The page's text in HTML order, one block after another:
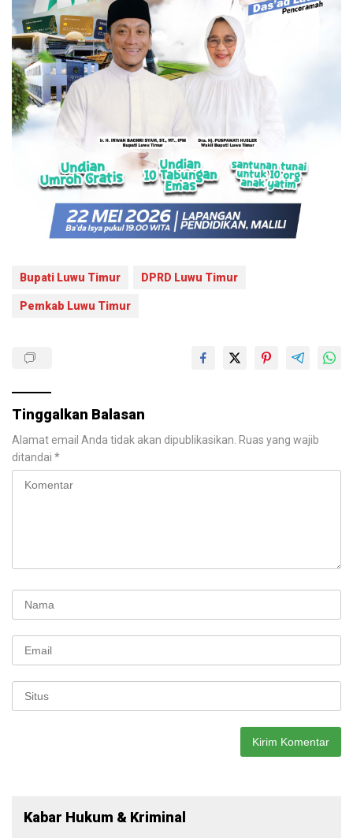
Bupati Luwu Timur DPRD Luwu Timur
Pemkab Luwu Timur
Tinggalkan Balasan
Alamat email Anda tidak akan dipublikasikan. Ruas yang wajib
ditandai *
Kabar Hukum & Kriminal